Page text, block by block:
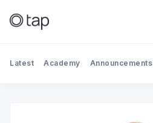
Latest Academy Announcements